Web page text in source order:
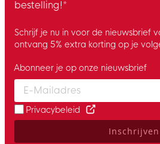
bestelling!*
Schrijf je nu in voor de nieuwsbrief
ontvang 5% extra korting op je
Enter your email and accept the
Abonneer je op onze nieuwsbrief
Privacybeleid
Inschrijven